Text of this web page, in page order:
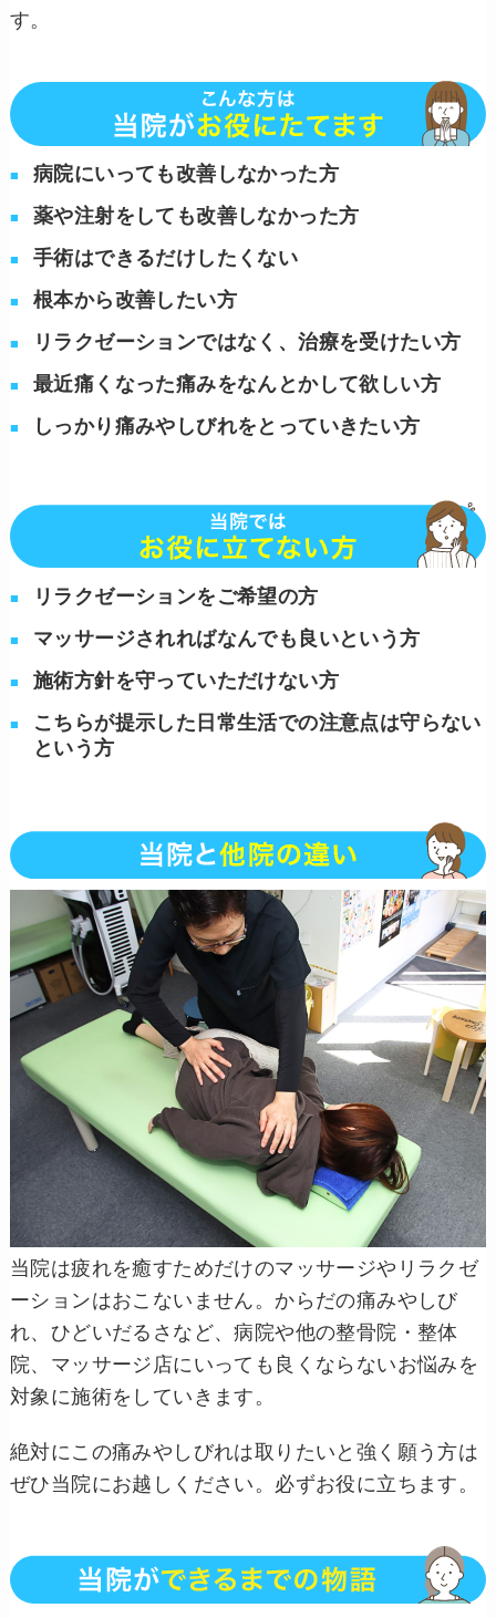
す。
病院にいっても改善しなかった方
薬や注射をしても改善しなかった方
手術はできるだけしたくない
根本から改善したい方
リラクゼーションではなく、治療を受けたい方
最近痛くなった痛みをなんとかして欲しい方
しっかり痛みやしびれをとっていきたい方
リラクゼーションをご希望の方
マッサージされればなんでも良いという方
施術方針を守っていただけない方
こちらが提示した日常生活での注意点は守らない
という方
当院は疲れを癒すためだけのマッサージやリラクゼ
ーションはおこないません。からだの痛みやしび
れ、ひどいだるさなど、病院や他の整骨院・整体
院、マッサージ店にいっても良くならないお悩みを
対象に施術をしていきます。
絶対にこの痛みやしびれは取りたいと強く願う方は
ぜひ当院にお越しください。必ずお役に立ちます。